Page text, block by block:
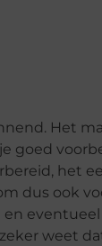
Het
goed
het
dus ook
weet